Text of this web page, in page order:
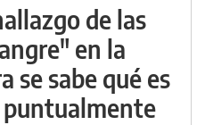
de las
en la
se sabe qué es